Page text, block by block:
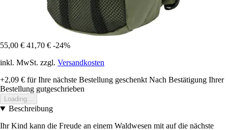
55,00 € 41,70 € -24%
inkl. MwSt. zzgl. Versandkosten
+2,09 € für Ihre nächste Bestellung geschenkt Nach Bestätigung Ihrer
Bestellung gutgeschrieben
Loading...
Beschreibung
Ihr Kind kann die Freude an einem Waldwesen mit auf die nächste